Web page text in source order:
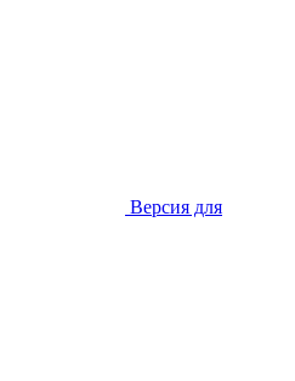
Версия для